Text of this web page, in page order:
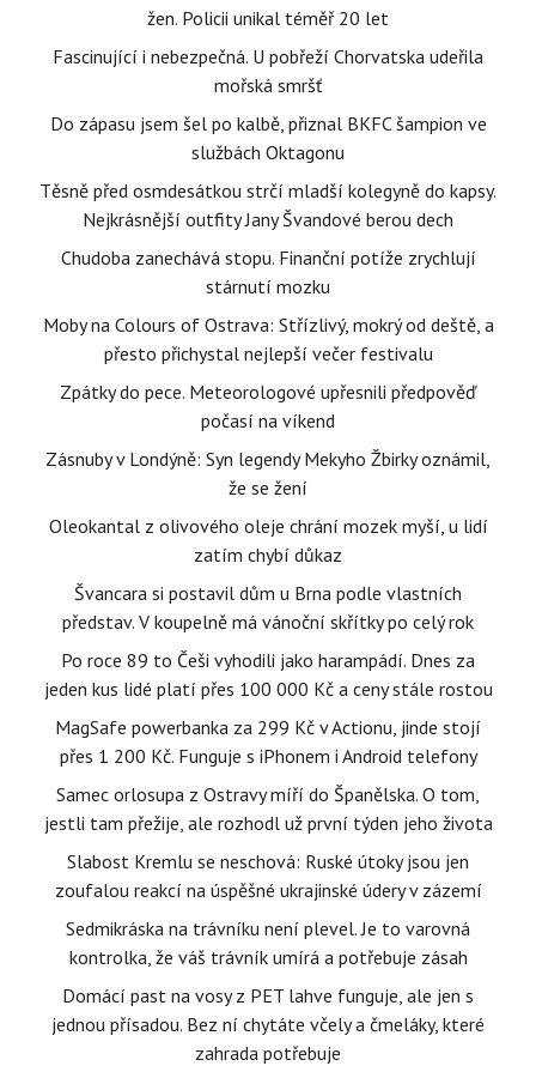
žen. Policii unikal téměř 20 let
Fascinující i nebezpečná. U pobřeží Chorvatska udeřila
mořská smršť
Do zápasu jsem šel po kalbě, přiznal BKFC šampion ve
službách Oktagonu
Těsně před osmdesátkou strčí mladší kolegyně do kapsy.
Nejkrásnější outfity Jany Švandové berou dech
Chudoba zanechává stopu. Finanční potíže zrychlují
stárnutí mozku
Moby na Colours of Ostrava: Střízlivý, mokrý od deště, a
přesto přichystal nejlepší večer festivalu
Zpátky do pece. Meteorologové upřesnili předpověď
počasí na víkend
Zásnuby v Londýně: Syn legendy Mekyho Žbirky oznámil,
že se žení
Oleokantal z olivového oleje chrání mozek myší, u lidí
zatím chybí důkaz
Švancara si postavil dům u Brna podle vlastních
představ. V koupelně má vánoční skřítky po celý rok
Po roce 89 to Češi vyhodili jako harampádí. Dnes za
jeden kus lidé platí přes 100 000 Kč a ceny stále rostou
MagSafe powerbanka za 299 Kč v Actionu, jinde stojí
přes 1 200 Kč. Funguje s iPhonem i Android telefony
Samec orlosupa z Ostravy míří do Španělska. O tom,
jestli tam přežije, ale rozhodl už první týden jeho života
Slabost Kremlu se neschová: Ruské útoky jsou jen
zoufalou reakcí na úspěšné ukrajinské údery v zázemí
Sedmikráska na trávníku není plevel. Je to varovná
kontrolka, že váš trávník umírá a potřebuje zásah
Domácí past na vosy z PET lahve funguje, ale jen s
jednou přísadou. Bez ní chytáte včely a čmeláky, které
zahrada potřebuje